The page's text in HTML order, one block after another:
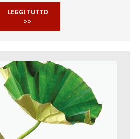
LEGGI TUTTO
>>